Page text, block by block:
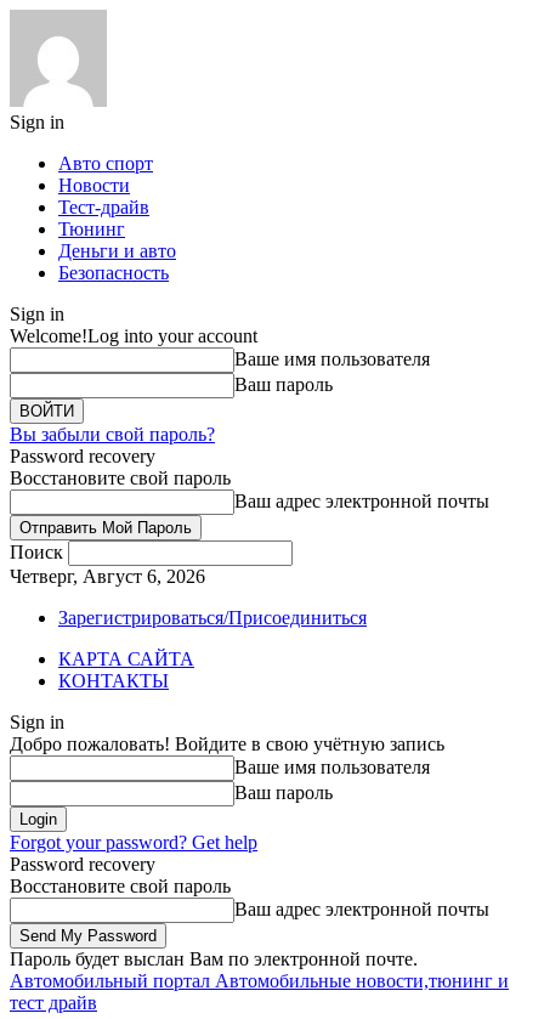
Sign in
Авто спорт
Новости
Тест-драйв
Тюнинг
Деньги и авто
Безопасность
Sign in
Welcome!Log into your account
Ваше имя пользователя
Ваш пароль
Вы забыли свой пароль?
Password recovery
Восстановите свой пароль
Ваш адрес электронной почты
Поиск
Четверг, Август 6, 2026
Зарегистрироваться/Присоединиться
КАРТА САЙТА
КОНТАКТЫ
Sign in
Добро пожаловать! Войдите в свою учётную запись
Ваше имя пользователя
Ваш пароль
Forgot your password? Get help
Password recovery
Восстановите свой пароль
Ваш адрес электронной почты
Пароль будет выслан Вам по электронной почте.
Автомобильный портал Автомобильные новости,тюнинг и
тест драйв